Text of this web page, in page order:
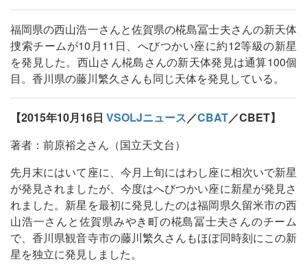
福岡県の西山浩一さんと佐賀県の椛島冨士夫さんの新天体
捜索チームが10月11日、へびつかい座に約12等級の新星
を発見した。西山さん椛島さんの新天体発見は通算100個
目。香川県の藤川繁久さんも同じ天体を発見している。
【2015年10月16日 VSOLJニュース／CBAT／CBET】
著者：前原裕之さん（国立天文台）
先月末にはいて座に、今月上旬にはわし座に相次いで新星
が発見されましたが、今度はへびつかい座に新星が発見さ
れました。新星を最初に発見したのは福岡県久留米市の西
山浩一さんと佐賀県みやき町の椛島冨士夫さんのチーム
で、香川県観音寺市の藤川繁久さんもほぼ同時刻にこの新
星を独立に発見しました。